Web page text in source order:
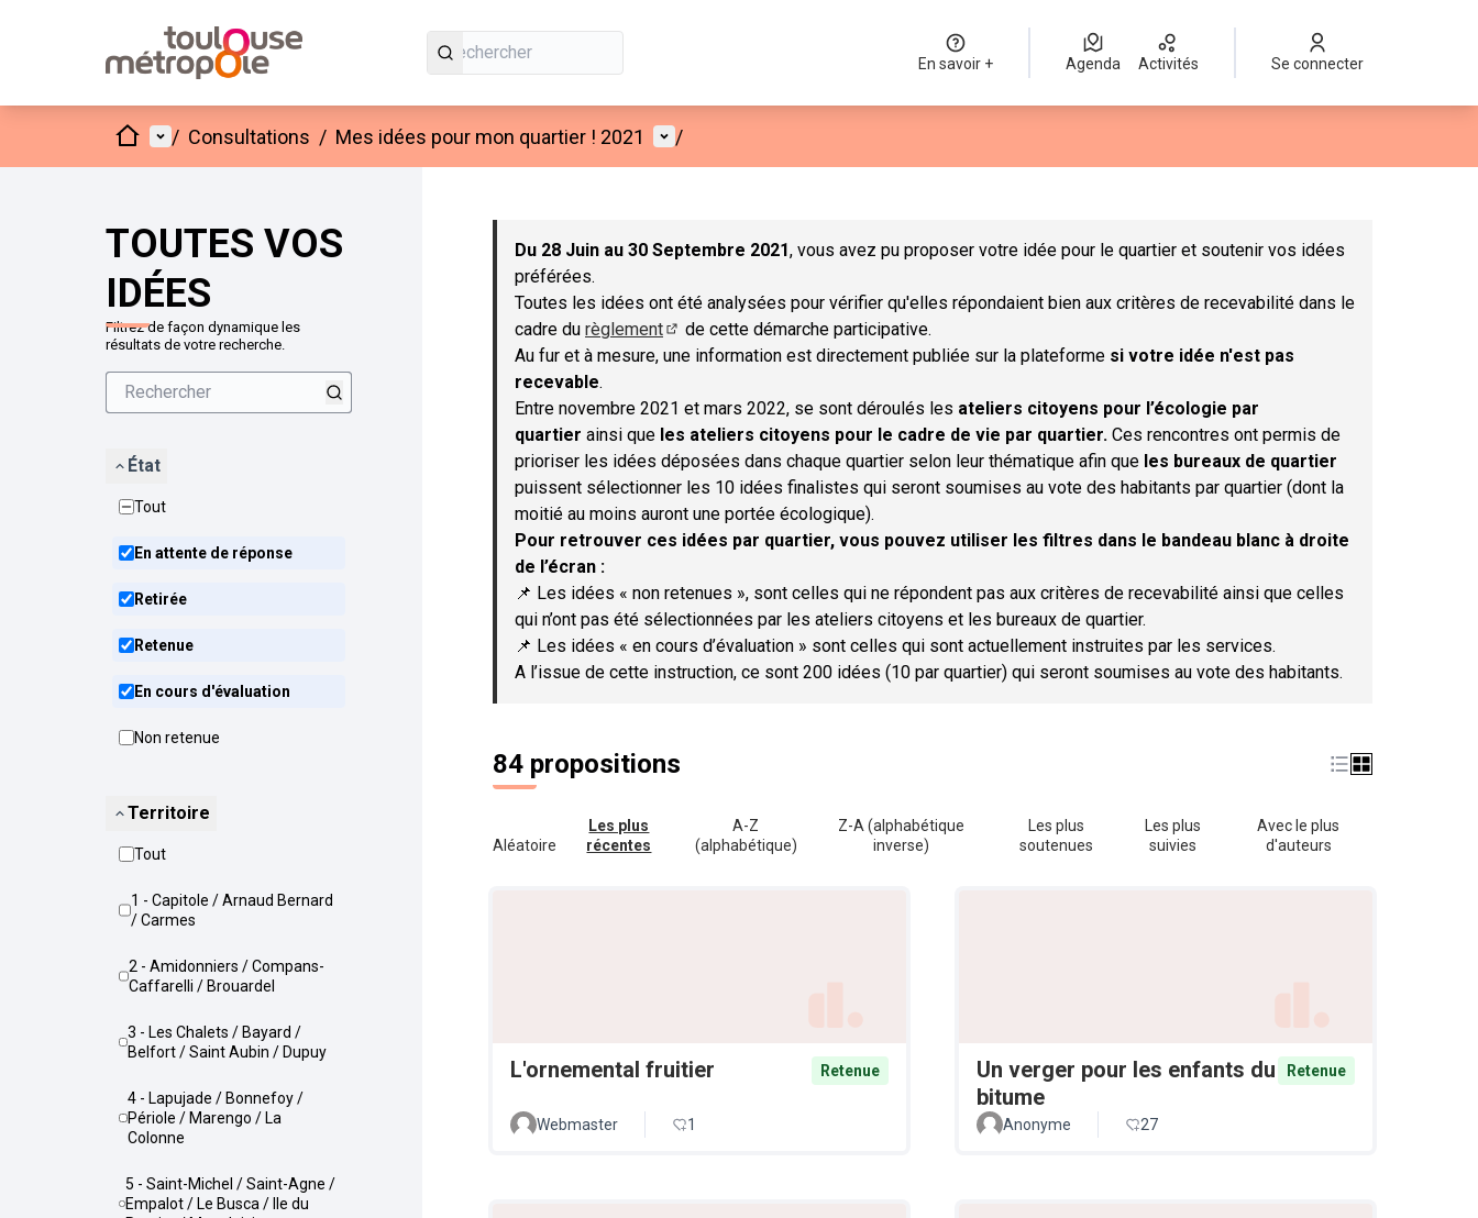
En savoir + Agenda Activités Se connecter
AccueilMenu principal
/ Consultations / Mes idées pour mon quartier ! 2021 Menu utilisateur
/
TOUTES VOS
IDÉES
Filtrez de façon dynamique les
résultats de votre recherche.
État
Tout
En attente de réponse
Retirée
Retenue
En cours d'évaluation
Non retenue
Territoire
Tout
1 - Capitole / Arnaud Bernard
/ Carmes
2 - Amidonniers / Compans-
Caffarelli / Brouardel
3 - Les Chalets / Bayard /
Belfort / Saint Aubin / Dupuy
4 - Lapujade / Bonnefoy /
Périole / Marengo / La
Colonne
5 - Saint-Michel / Saint-Agne /
Empalot / Le Busca / Ile du
Passer la carte
Du 28 Juin au 30 Septembre 2021, vous avez pu proposer votre idée pour le quartier et soutenir vos idées
préférées.
Toutes les idées ont été analysées pour vérifier qu'elles répondaient bien aux critères de recevabilité dans le
cadre du règlement
(S'ouvre dans un nouvel onglet)
de cette démarche participative.
Au fur et à mesure, une information est directement publiée sur la plateforme si votre idée n'est pas
recevable.
Entre novembre 2021 et mars 2022, se sont déroulés les ateliers citoyens pour l’écologie par
quartier ainsi que les ateliers citoyens pour le cadre de vie par quartier. Ces rencontres ont permis de
prioriser les idées déposées dans chaque quartier selon leur thématique afin que les bureaux de quartier
puissent sélectionner les 10 idées finalistes qui seront soumises au vote des habitants par quartier (dont la
moitié au moins auront une portée écologique).
Pour retrouver ces idées par quartier, vous pouvez utiliser les filtres dans le bandeau blanc à droite
de l’écran :
📌 Les idées « non retenues », sont celles qui ne répondent pas aux critères de recevabilité ainsi que celles
qui n’ont pas été sélectionnées par les ateliers citoyens et les bureaux de quartier.
📌 Les idées « en cours d’évaluation » sont celles qui sont actuellement instruites par les services.
A l’issue de cette instruction, ce sont 200 idées (10 par quartier) qui seront soumises au vote des habitants.
84 propositions
Aléatoire
Les plus
récentes
A-Z
(alphabétique)
Z-A (alphabétique
inverse)
Les plus
soutenues
Les plus
suivies
Avec le plus
d'auteurs
L'ornemental fruitier Retenue
Webmaster 1
Un verger pour les enfants du
bitume
Retenue
Anonyme 27